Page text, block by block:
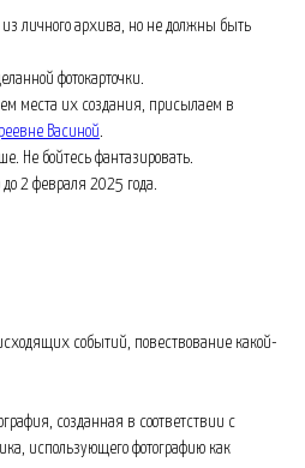
личного архива, но не должны быть
фотокарточки.
места их создания, присылаем в
Васиной.
Не бойтесь фантазировать.
2 февраля 2025 года.
событий, повествование какой-
созданная в соответствии с
использующего фотографию как